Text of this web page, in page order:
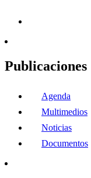
Publicaciones
Agenda
Multimedios
Noticias
Documentos